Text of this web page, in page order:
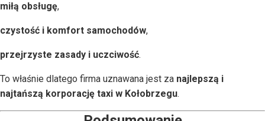
miłą obsługę,
czystość i komfort samochodów,
przejrzyste zasady i uczciwość.
To właśnie dlatego firma uznawana jest za najlepszą i
najtańszą korporację taxi w Kołobrzegu.